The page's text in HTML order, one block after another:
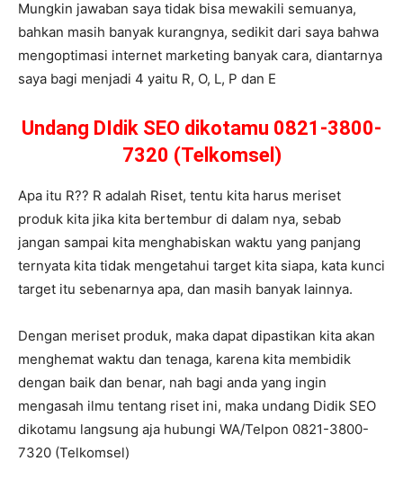
Mungkin jawaban saya tidak bisa mewakili semuanya,
bahkan masih banyak kurangnya, sedikit dari saya bahwa
mengoptimasi internet marketing banyak cara, diantarnya
saya bagi menjadi 4 yaitu R, O, L, P dan E
Undang DIdik SEO dikotamu 0821-3800-
7320 (Telkomsel)
Apa itu R?? R adalah Riset, tentu kita harus meriset
produk kita jika kita bertembur di dalam nya, sebab
jangan sampai kita menghabiskan waktu yang panjang
ternyata kita tidak mengetahui target kita siapa, kata kunci
target itu sebenarnya apa, dan masih banyak lainnya.
Dengan meriset produk, maka dapat dipastikan kita akan
menghemat waktu dan tenaga, karena kita membidik
dengan baik dan benar, nah bagi anda yang ingin
mengasah ilmu tentang riset ini, maka undang Didik SEO
dikotamu langsung aja hubungi WA/Telpon 0821-3800-
7320 (Telkomsel)